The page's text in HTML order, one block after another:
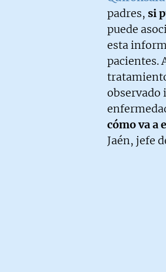
padres, si
puede
esta
pacientes.
observado
cómo va a
Jaén, jefe